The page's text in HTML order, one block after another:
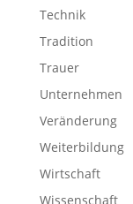
Technik
Tradition
Trauer
Unternehmen
Veränderung
Weiterbildung
Wirtschaft
Wissenschaft